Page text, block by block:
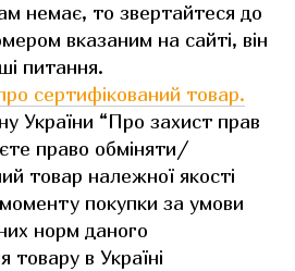
немає, то звертайтеся до
вказаним на сайті, він
питання.
сертифікований товар.
України “Про захист прав
право обміняти/
товар належної якості
покупки за умови
норм даного
в Україні